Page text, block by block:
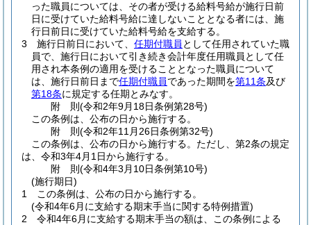
った職員については、その者が受ける給料号給が施行日前
日に受けていた給料号給に達しないこととなる者には、施
行日前日に受けていた給料号給を支給する。
3
施行日前日において、 任期付職員 として任用されていた職
員で、施行日において引き続き会計年度任用職員として任
用され本条例の適用を受けることとなった職員について
は、施行日前日まで任期付職員であった期間を第11条及び
第18条に規定する任期とみなす。
附 則(令和2年9月18日条例第28号)
この条例は、公布の日から施行する。
附 則(令和2年11月26日条例第32号)
この条例は、公布の日から施行する。 ただし、第2条の規定
は、令和3年4月1日から施行する。
附 則(令和4年3月10日条例第10号)
(施行期日)
1
この条例は、公布の日から施行する。
(令和4年6月に支給する期末手当に関する特例措置)
2
令和4年6月に支給する期末手当の額は、この条例による